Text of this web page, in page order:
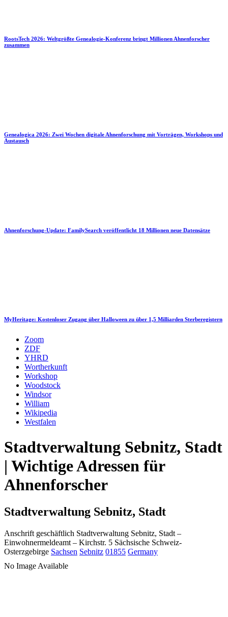
RootsTech 2026: Weltgrößte Genealogie-Konferenz bringt Millionen Ahnenforscher
zusammen
Genealogica 2026: Zwei Wochen digitale Ahnenforschung mit Vorträgen, Workshops und
Austausch
Ahnenforschung-Update: FamilySearch veröffentlicht 18 Millionen neue Datensätze
MyHeritage: Kostenloser Zugang über Halloween zu über 1,5 Milliarden Sterberegistern
Zoom
ZDF
YHRD
Wortherkunft
Workshop
Woodstock
Windsor
William
Wikipedia
Westfalen
Stadtverwaltung Sebnitz, Stadt
| Wichtige Adressen für
Ahnenforscher
Stadtverwaltung Sebnitz, Stadt
Anschrift geschäftlich Stadtverwaltung Sebnitz, Stadt –
Einwohnermeldeamt – Kirchstr. 5 Sächsische Schweiz-
Osterzgebirge Sachsen Sebnitz 01855 Germany
No Image Available